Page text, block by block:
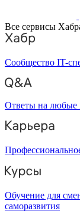
Все сервисы
Сообщество IT-
Ответы на любые
Обучение для
саморазвития